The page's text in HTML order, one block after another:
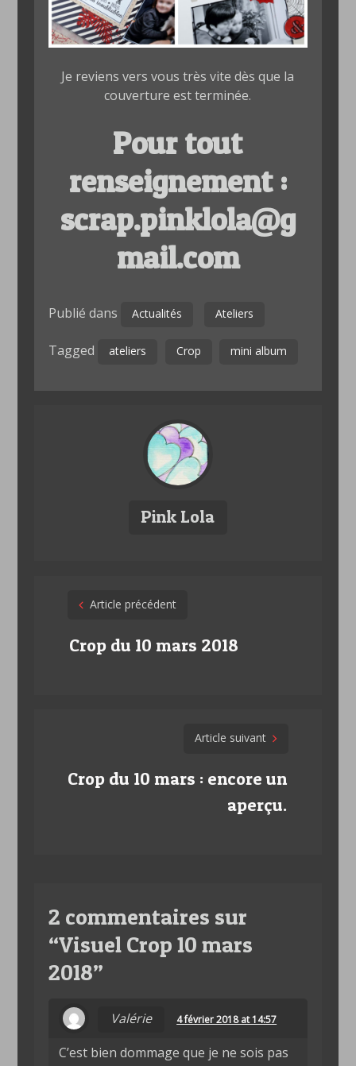
Je reviens vers vous très vite dès que la
couverture est terminée.
Pour tout
renseignement :
scrap.pinklola@g
mail.com
Publié dans Actualités Ateliers
Tagged ateliers Crop mini album
Pink Lola
Post
navigation
Article précédent
Crop du 10 mars 2018
Article suivant
Crop du 10 mars : encore un
aperçu.
2 commentaires sur
“Visuel Crop 10 mars
2018”
Valérie 4 février 2018 at 14:57
C’est bien dommage que je ne sois pas